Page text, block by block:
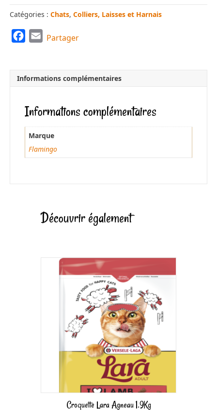
Catégories : Chats, Colliers, Laisses et Harnais
e
b
o
o
k
i
l
Partager
Informations complémentaires
Informations complémentaires
Marque
Flamingo
Découvrir également
Croquette Lara Agneau 1.9Kg